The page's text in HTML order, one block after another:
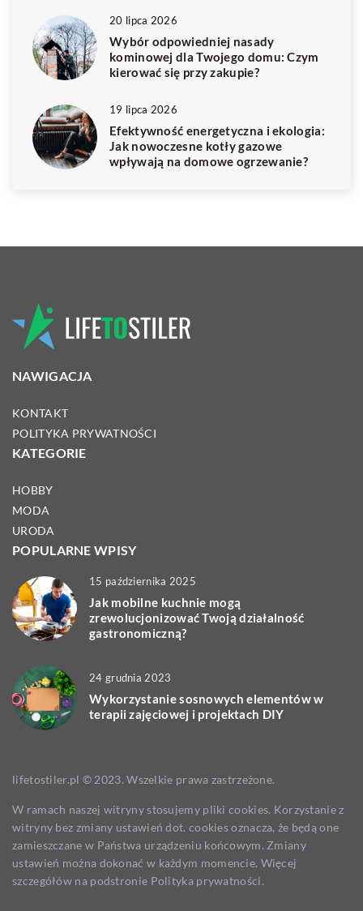
20 lipca 2026
Wybór odpowiedniej nasady
kominowej dla Twojego domu: Czym
kierować się przy zakupie?
19 lipca 2026
Efektywność energetyczna i ekologia:
Jak nowoczesne kotły gazowe
wpływają na domowe ogrzewanie?
NAWIGACJA
KONTAKT
POLITYKA PRYWATNOŚCI
KATEGORIE
HOBBY
MODA
URODA
POPULARNE WPISY
15 października 2025
Jak mobilne kuchnie mogą
zrewolucjonizować Twoją działalność
gastronomiczną?
24 grudnia 2023
Wykorzystanie sosnowych elementów w
terapii zajęciowej i projektach DIY
lifetostiler.pl © 2023. Wszelkie prawa zastrzeżone.
W ramach naszej witryny stosujemy pliki cookies. Korzystanie z
witryny bez zmiany ustawień dot. cookies oznacza, że będą one
zamieszczane w Państwa urządzeniu końcowym. Zmiany
ustawień można dokonać w każdym momencie. Więcej
szczegółów na podstronie Polityka prywatności.